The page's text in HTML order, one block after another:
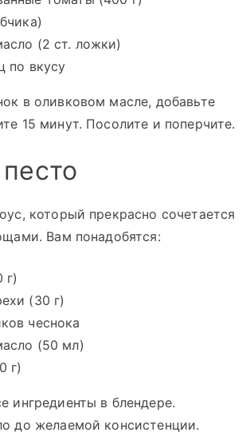
(2 ст. ложки)
по вкусу
в оливковом масле, добавьте
15 минут. Посолите и поперчите.
который прекрасно сочетается
Вам понадобятся:
г)
(30 г)
чеснока
(50 мл)
г)
ингредиенты в блендере.
до желаемой консистенции.